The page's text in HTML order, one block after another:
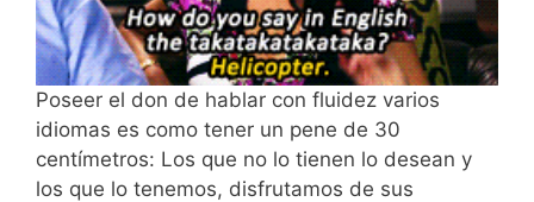
Poseer el don de hablar con fluidez varios
idiomas es como tener un pene de 30
centímetros: Los que no lo tienen lo desean y
los que lo tenemos, disfrutamos de sus